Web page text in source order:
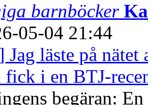
barnböcker
05-04 21:44
läste på nätet
fick i en BTJ-
begäran: